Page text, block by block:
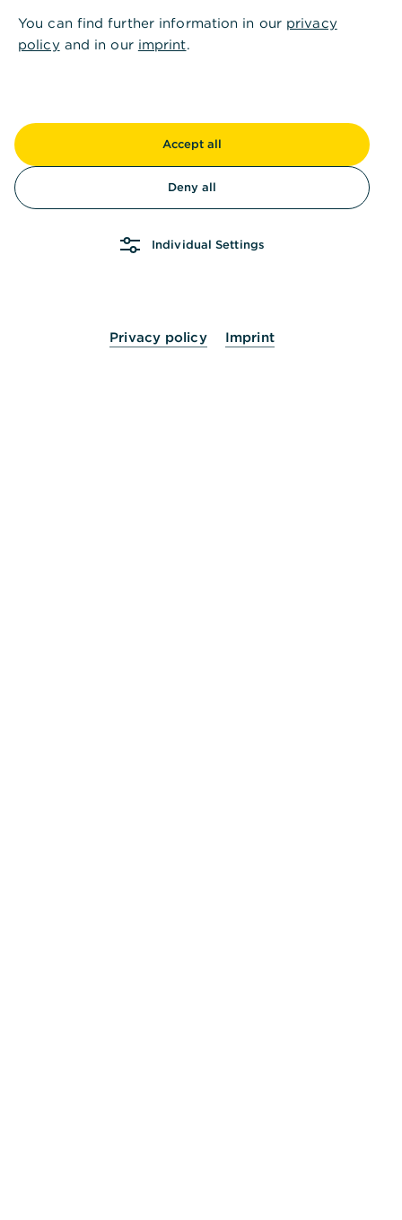
klicken Sie auf "Weiter".
You can find further information in our privacy
policyand in our imprint.
Accept all
Deny all
Individual Settings
Privacy policy Imprint